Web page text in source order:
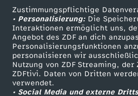
Zustimmungspflichtige
• Personalisierung:Die
Interaktionen ermöglicht uns,
Angebot des ZDF an dich
Personalisierungsfunktionen
personalisieren wir
Nutzung von ZDF Streaming, der
ZDFtivi. Daten von Dritten
verwendet.
• Social Media und externe
c
h
q
u
Livestreams
Sendungen A-Z
TV-Programm
Hilfe